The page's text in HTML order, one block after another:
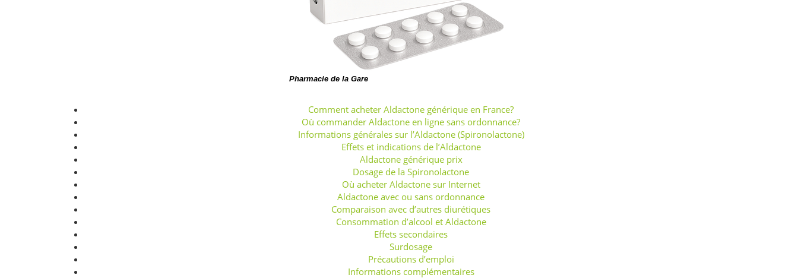
Comment acheter Aldactone générique en France?
Où commander Aldactone en ligne sans ordonnance?
Informations générales sur l’Aldactone (Spironolactone)
Effets et indications de l’Aldactone
Aldactone générique prix
Dosage de la Spironolactone
Où acheter Aldactone sur Internet
Aldactone avec ou sans ordonnance
Comparaison avec d’autres diurétiques
Consommation d’alcool et Aldactone
Effets secondaires
Surdosage
Précautions d’emploi
Informations complémentaires